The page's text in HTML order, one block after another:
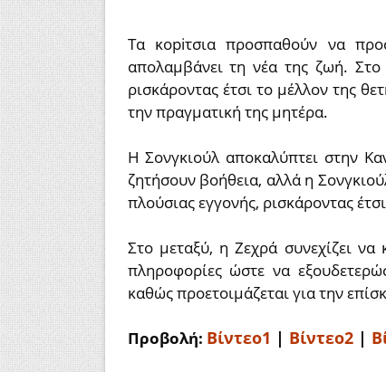
Τα κopiτσια προσπαθούν να
απολαμβάνει τη νέα της ζωή. Στο
ρισκάροντας έτσι το μέλλον της
την πραγματική της μητέρα.
Η Σονγκιούλ αποκαλύπτει στην
ζητήσουν βοήθεια, αλλά η
πλούσιας εγγονής, ρισκάροντας
Στο μεταξύ, η Ζεχρά συνεχίζει
πληροφορίες ώστε να
καθώς προετοιμάζεται για την
Προβολή: Βίντεο1 | Βίντεο2|